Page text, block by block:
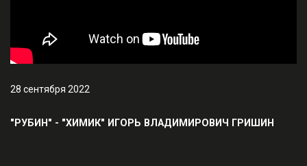
28 сентября 2022
"РУБИН" - "ХИМИК" ИГОРЬ ВЛАДИМИРОВИЧ ГРИШИН